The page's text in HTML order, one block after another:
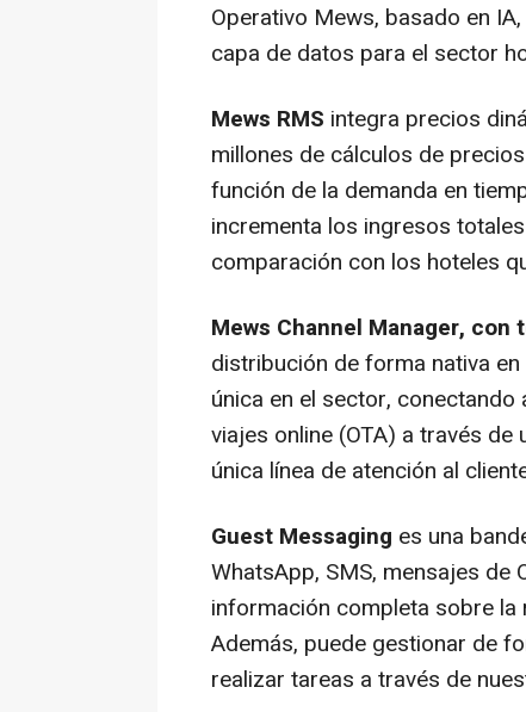
Operativo Mews, basado en
capa de datos para el sector
Mews RMS integra precios
millones de cálculos de
función de la demanda en
incrementa los ingresos
comparación con los hoteles
Mews Channel Manager,
distribución de forma nativa
única en el sector,
viajes online (OTA) a través
única línea de atención al
Guest Messaging es una
WhatsApp, SMS, mensajes de
información completa sobre la
Además, puede gestionar de
realizar tareas a través de